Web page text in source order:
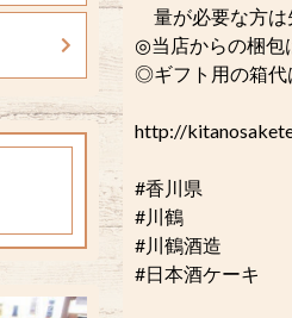
量が必要な方は
◎当店からの梱包
◎ギフト用の箱代
http://
#香川県
#川鶴
#川鶴酒造
#日本酒ケーキ